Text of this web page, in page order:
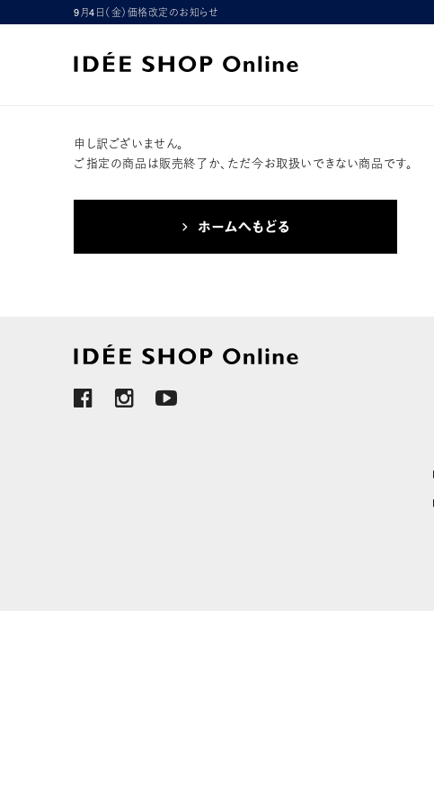
9月4日（金）価格改定のお知らせ
申し訳ございません。
ご指定の商品は販売終了か、ただ今お取扱いできない商品です。